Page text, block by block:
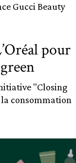
Gucci Beauty
pour
"Closing
consommation